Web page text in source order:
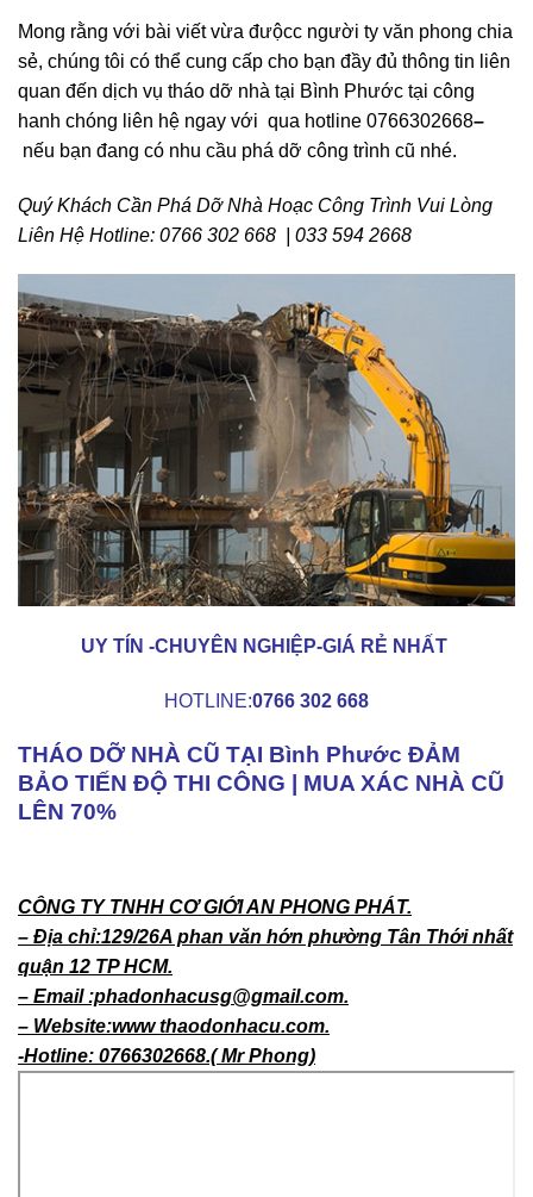
Mong rằng với bài viết vừa đưộcc người ty văn phong chia
sẻ, chúng tôi có thể cung cấp cho bạn đầy đủ thông tin liên
quan đến dịch vụ tháo dỡ nhà tại Bình Phước tại công
hanh chóng liên hệ ngay với qua hotline 0766302668
nếu bạn đang có nhu cầu phá dỡ công trình cũ nhé.
Quý Khách Cần Phá Dỡ Nhà Hoạc Công Trình Vui Lòng
Liên Hệ Hotline: 0766 302 668 | 033 594 2668
UY TÍN -CHUYÊN NGHIỆP-GIÁ RẺ NHẤT
HOTLINE:0766 302 668
THÁO DỠ NHÀ CŨ TẠI Bình Phước ĐẢM
BẢO TIẾN ĐỘ THI CÔNG | MUA XÁC NHÀ CŨ
LÊN 70%
CÔNG TY TNHH CƠ GIỚI AN PHONG PHÁT.
– Địa chỉ:129/26A phan văn hớn phường Tân Thới nhất
quận 12 TP HCM.
– Email :phadonhacusg@gmail.com.
– Website:www thaodonhacu.com.
-Hotline: 0766302668.( Mr Phong)